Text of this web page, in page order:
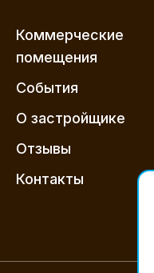
Коммерческие
помещения
События
О застройщике
Отзывы
Контакты